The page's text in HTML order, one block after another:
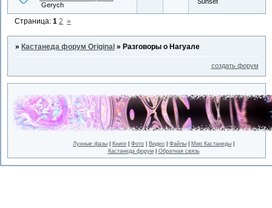
Gerych
Страница:1 2 »
»Кастанеда форум Original »Разговоры о Нагуале
создать форум
Лунные фазы Книги Фото Видео Файлы Мир Кастанеды
Кастанеда форум| Обратная связь